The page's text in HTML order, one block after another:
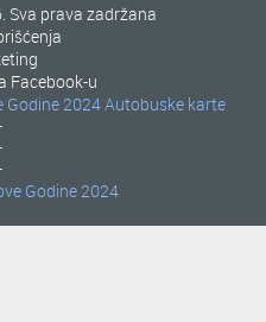
Sva prava zadržana
Facebook-u
Godine 2024Autobuske karte
Godine 2024